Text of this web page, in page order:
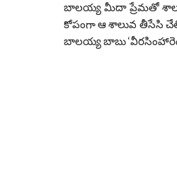
బాలయ్య మీదా ప్రేమతో
కోపంగా ఆ శాలువ తీసేసి
బాలయ్య బాబు